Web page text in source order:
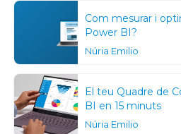
Com mesurar i
Power BI?
Núria Emilio
El teu Quadre de
BI en 15 minuts
Núria Emilio